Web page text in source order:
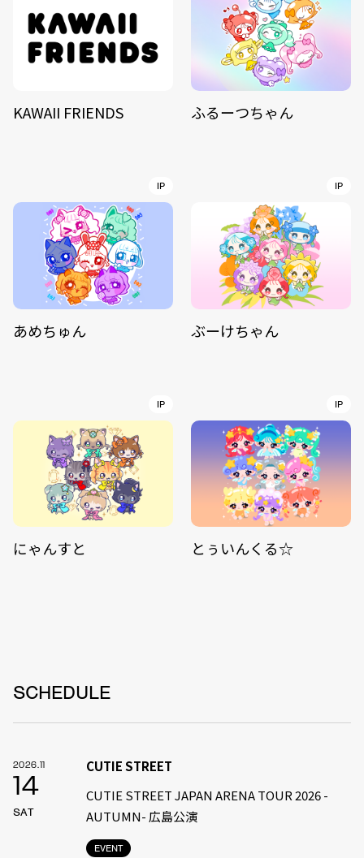
KAWAII FRIENDS ふるーつちゃん
IP
あめちゅん
IP
ぶーけちゃん
IP
にゃんすと
IP
とぅいんくる☆
SCHEDULE
2026.11
14
SAT
EVENT
CUTIE STREET
CUTIE STREET JAPAN ARENA TOUR 2026 -
AUTUMN- 広島公演